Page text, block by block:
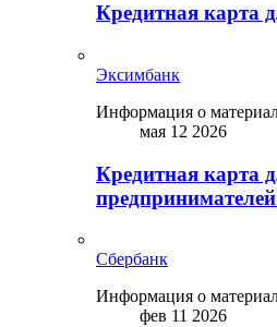
Кредитная карта
Эксимбанк
Информация о
мая 12 2026
Кредитная карта
Сбербанк
Информация о
фев 11 2026